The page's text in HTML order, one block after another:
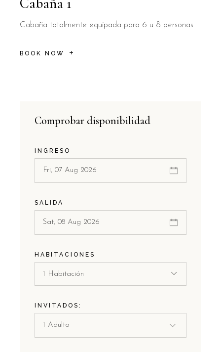
Cabaña totalmente equipada para 6 u 8 personas
BOOK NOW
Comprobar disponibilidad
INGRESO
SALIDA
HABITACIONES
1 Habitación
INVITADOS: